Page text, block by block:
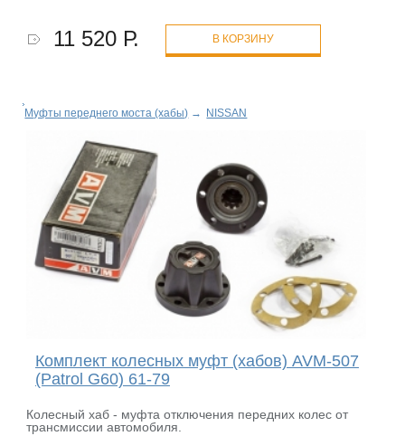
11 520 Р. В КОРЗИНУ
Муфты переднего моста (хабы) → NISSAN
Комплект колесных муфт (хабов) AVM-507
(Patrol G60) 61-79
Колесный хаб - муфта отключения передних колес от
трансмиссии автомобиля.